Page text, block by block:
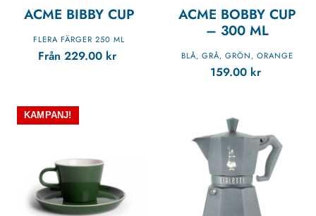
ACME BIBBY CUP
FLERA FÄRGER 250 ML
Från 229.00 kr
ACME BOBBY CUP
– 300 ML
BLÅ, GRÅ, GRÖN , ORANGE
159.00 kr
KAMPANJ!